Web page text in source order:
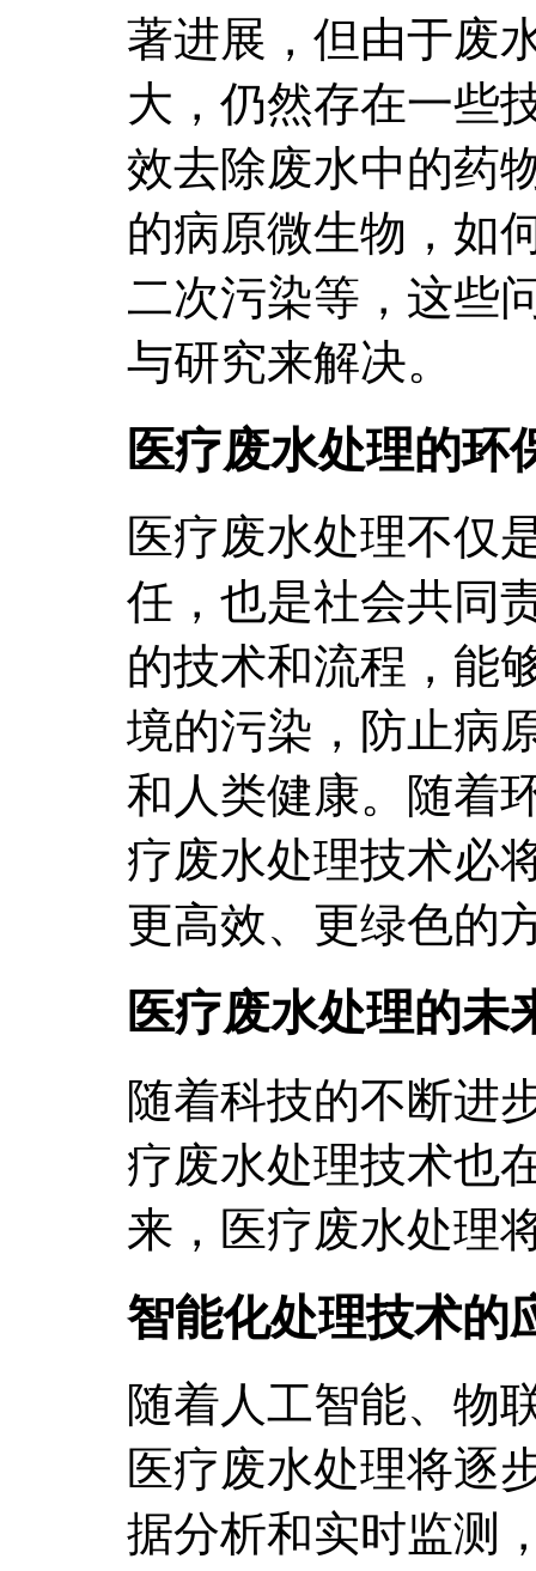
著进展，但由于废
大，仍然存在一些
效去除废水中的药
的病原微生物，如
二次污染等，这些
与研究来解决。
医疗废水处理的环
医疗废水处理不仅
任，也是社会共同
的技术和流程，能
境的污染，防止病
和人类健康。随着
疗废水处理技术必
更高效、更绿色的
医疗废水处理的未
随着科技的不断进
疗废水处理技术也
来，医疗废水处理
智能化处理技术的
随着人工智能、物
医疗废水处理将逐
据分析和实时监测